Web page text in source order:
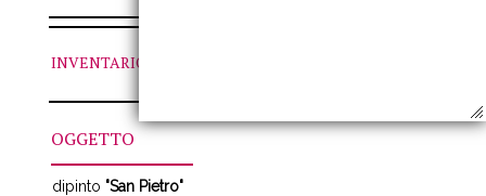
INVENTARIO
OGGETTO
dipinto "San Pietro"